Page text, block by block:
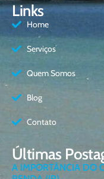
Links
Home
Serviços
Quem Somos
Blog
Contato
Últimas
A IMPORTÂNCIA DO